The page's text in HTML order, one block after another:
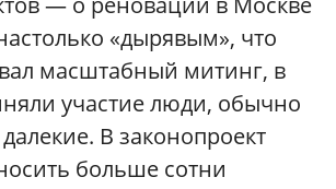
«дырявым», что
масштабный митинг, в
участие люди, обычно
В законопроект
больше сотни